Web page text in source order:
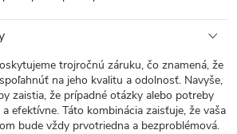
trojročnú záruku, čo znamená, že
na jeho kvalitu a odolnosť. Navyše,
zaistia, že prípadné otázky alebo potreby
efektívne. Táto kombinácia zaisťuje, že vaša
bude vždy prvotriedna a bezproblémová.